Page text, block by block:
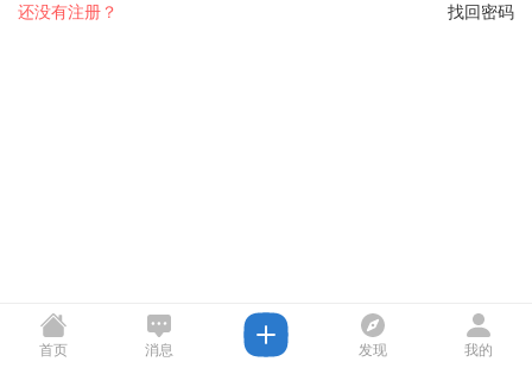
找回密码
还没有注册？
首页 消息 发现 我的